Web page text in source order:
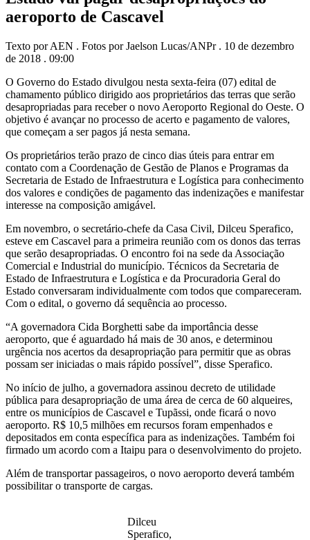
aeroporto de Cascavel
Texto por AEN . Fotos por Jaelson Lucas/ANPr . 10 de dezembro
de 2018 . 09:00
O Governo do Estado divulgou nesta sexta-feira (07) edital de
chamamento público dirigido aos proprietários das terras que serão
desapropriadas para receber o novo Aeroporto Regional do Oeste. O
objetivo é avançar no processo de acerto e pagamento de valores,
que começam a ser pagos já nesta semana.
Os proprietários terão prazo de cinco dias úteis para entrar em
contato com a Coordenação de Gestão de Planos e Programas da
Secretaria de Estado de Infraestrutura e Logística para conhecimento
dos valores e condições de pagamento das indenizações e manifestar
interesse na composição amigável.
Em novembro, o secretário-chefe da Casa Civil, Dilceu Sperafico,
esteve em Cascavel para a primeira reunião com os donos das terras
que serão desapropriadas. O encontro foi na sede da Associação
Comercial e Industrial do município. Técnicos da Secretaria de
Estado de Infraestrutura e Logística e da Procuradoria Geral do
Estado conversaram individualmente com todos que compareceram.
Com o edital, o governo dá sequência ao processo.
“A governadora Cida Borghetti sabe da importância desse
aeroporto, que é aguardado há mais de 30 anos, e determinou
urgência nos acertos da desapropriação para permitir que as obras
possam ser iniciadas o mais rápido possível”, disse Sperafico.
No início de julho, a governadora assinou decreto de utilidade
pública para desapropriação de uma área de cerca de 60 alqueires,
entre os municípios de Cascavel e Tupãssi, onde ficará o novo
aeroporto. R$ 10,5 milhões em recursos foram empenhados e
depositados em conta específica para as indenizações. Também foi
firmado um acordo com a Itaipu para o desenvolvimento do projeto.
Além de transportar passageiros, o novo aeroporto deverá também
possibilitar o transporte de cargas.
Dilceu
Sperafico,